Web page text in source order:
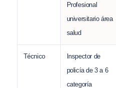
Profesional
universitario área
salud
Técnico
Inspector de
policía de 3 a 6
categoría